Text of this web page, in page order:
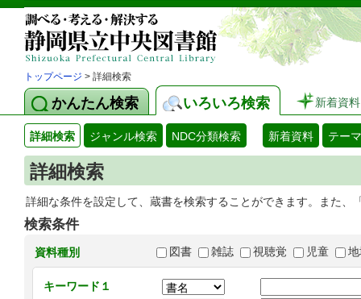
トップページ > 詳細検索
かんたん検索 いろいろ検索 新着資料
詳細検索 ジャンル検索 NDC分類検索 新着資料 テー
詳細検索
詳細な条件を設定して、蔵書を検索することができます。また
検索条件
資料種別 図書 雑誌 視聴覚 児童
キーワード１